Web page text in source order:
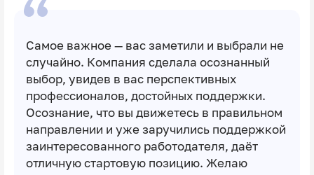
Самое важное — вас заметили и выбрали не
случайно. Компания сделала осознанный
выбор, увидев в вас перспективных
профессионалов, достойных поддержки.
Осознание, что вы движетесь в правильном
направлении и уже заручились поддержкой
заинтересованного работодателя, даёт
отличную стартовую позицию. Желаю